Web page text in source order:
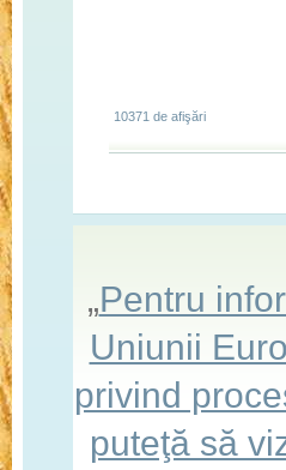
10371 de afişări
„Pentru
Uniunii
privind
puteţă să